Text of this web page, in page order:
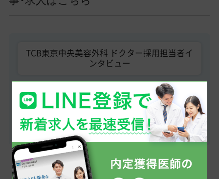
TCB東京中央美容外科 ドクター採用担当者イ
ンタビュー
TCB東京中央美容外科の医師求人（全国）
TCB東京中央美容外科の医師求人（関東）